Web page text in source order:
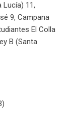
Lucía) 11,
9, Campana
El Colla
B (Santa